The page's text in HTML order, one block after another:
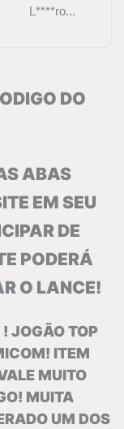
L****ro...
DO
ABAS
EM SEU
DE
PODERÁ
O LANCE!
JOGÃO TOP
ITEM
MUITO
MUITA
UM DOS